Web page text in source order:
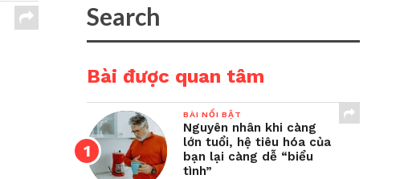
Bài được quan tâm
BÀI NỔI BẬT
Nguyên nhân khi càng
lớn tuổi, hệ tiêu hóa của
bạn lại càng dễ “biểu
tình”